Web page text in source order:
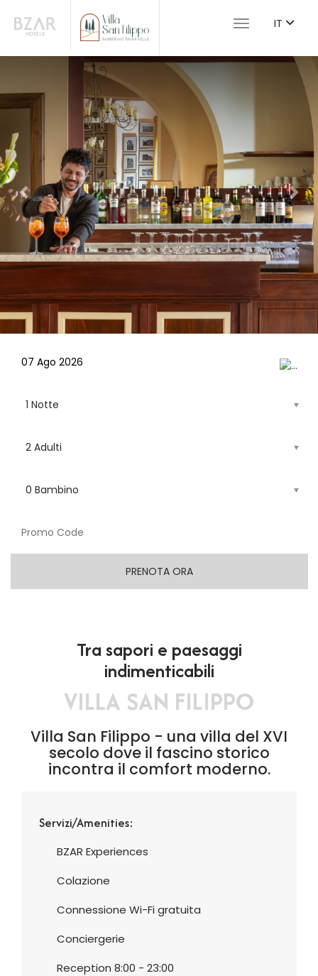
ToggleIT
Previous
Tra sapori e paesaggi
indimenticabili
VILLA SAN FILIPPO
Villa San Filippo - una villa del XVI
secolo dove il fascino storico
incontra il comfort moderno.
Servizi/Amenities:
BZAR Experiences
Colazione
Connessione Wi-Fi gratuita
Conciergerie
Reception 8:00 - 23:00